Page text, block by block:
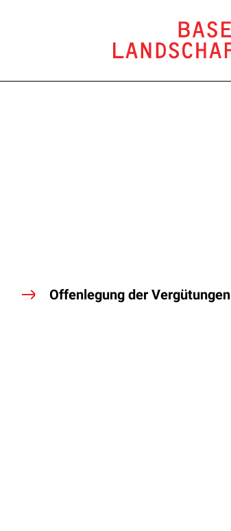
Offenlegung der Vergütungen